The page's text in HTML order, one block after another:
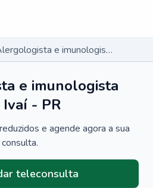
Alergologista e imunologista em Ivaí - PR
e imunologista
Ivaí - PR
e agende agora a sua
consulta.
teleconsulta